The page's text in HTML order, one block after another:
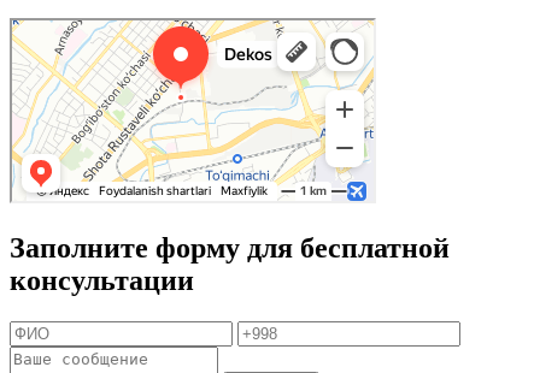
Заполните форму для бесплатной
консультации